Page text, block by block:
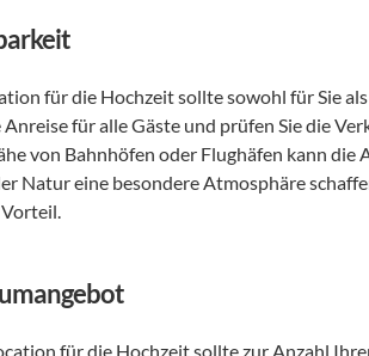
für die Hochzeit sollte sowohl für Sie
von Bahnhöfen oder Flughäfen kann
Natur eine besondere Atmosphäre
für die Hochzeit sollte zur Anzahl